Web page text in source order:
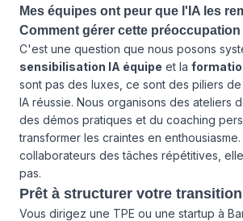
Mes équipes ont peur que l'IA les
Comment gérer cette préoccupation
C'est une question que nous posons
sensibilisation IA équipe et la
sont pas des luxes, ce sont des piliers
IA réussie. Nous organisons des ateliers
des démos pratiques et du coaching
transformer les craintes en
collaborateurs des tâches répétitives,
pas.
Prêt à structurer votre
Vous dirigez une TPE ou une startup à